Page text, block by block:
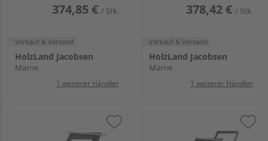
374,85 € / Stk.
Verkauf & Versand
HolzLand Jacobsen
Marne
1 weiterer Händler
378,42 € / Stk.
Verkauf & Versand
HolzLand Jacobsen
Marne
1 weiterer Händler